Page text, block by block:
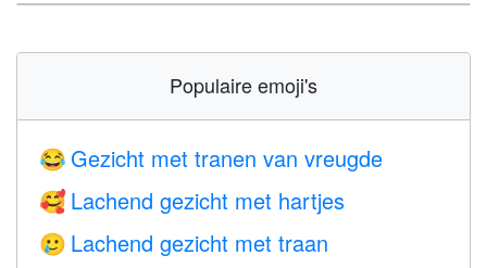
Populaire emoji's
😂 Gezicht met tranen van vreugde
🥰 Lachend gezicht met hartjes
🥲 Lachend gezicht met traan